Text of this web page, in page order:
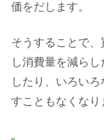
価をだします。
そうすることで
し消費量を減ら
したり、いろい
すこともなくなり